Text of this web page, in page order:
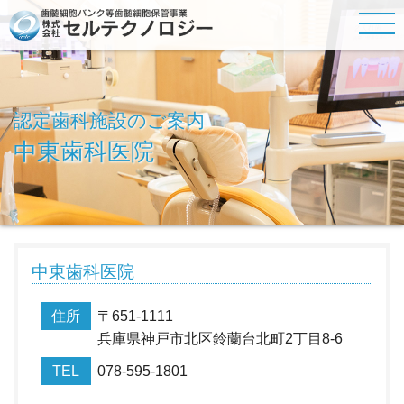
認定歯科施設のご案内
中東歯科医院
中東歯科医院
住所
〒651-1111
兵庫県神戸市北区鈴蘭台北町2丁目8-6
TEL 078-595-1801